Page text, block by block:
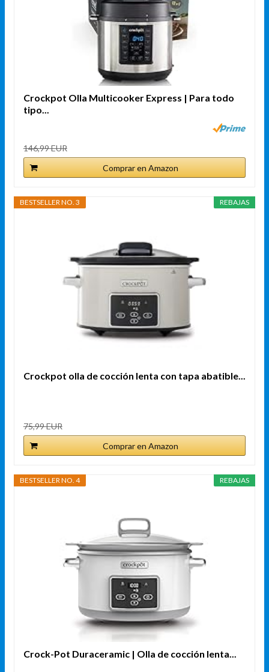
Crockpot Olla Multicooker Express | Para todo
tipo...
146,99 EUR
Comprar en Amazon
REBAJAS
BESTSELLER NO. 3
Crockpot olla de cocción lenta con tapa abatible...
75,99 EUR
Comprar en Amazon
REBAJAS
BESTSELLER NO. 4
Crock-Pot Duraceramic | Olla de cocción lenta...